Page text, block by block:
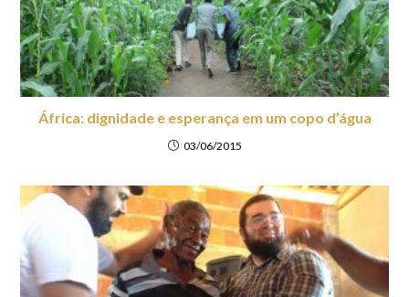
África: dignidade e esperança em um copo d’água
03/06/2015